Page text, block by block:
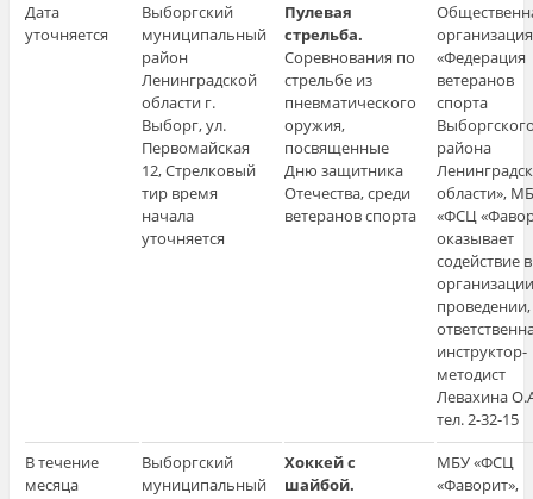
Дата
уточняется
Выборгский
муниципальный
район
Ленинградской
области г.
Выборг, ул.
Первомайская
12, Стрелковый
тир время
начала
уточняется
Пулевая
стрельба.
Соревнования по
стрельбе из
пневматического
оружия,
посвященные
Дню защитника
Отечества, среди
ветеранов спорта
организация
«Федерация
ветеранов
спорта
района
области»,
«ФСЦ
оказывает
содействие в
проведении,
инструктор-
методист
Левахина
тел. 2-32-15
В течение
месяца
Выборгский
муниципальный
Хоккей с
шайбой.
МБУ «ФСЦ
«Фаворит»,